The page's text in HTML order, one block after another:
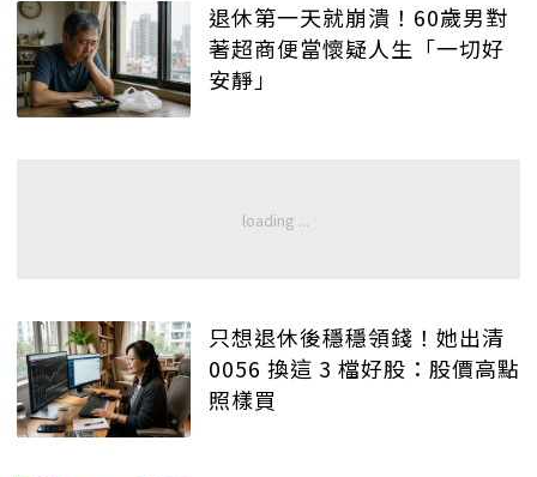
退休第一天就崩潰！60歲男對
著超商便當懷疑人生「一切好
安靜」
只想退休後穩穩領錢！她出清
0056 換這 3 檔好股：股價高點
照樣買